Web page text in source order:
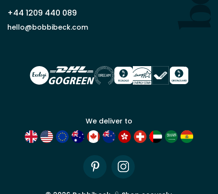
partenaire
commercial
Demander
un compte
+44 1209 440 089
hello@bobbibeck.com
We deliver to
PinterestInstagram